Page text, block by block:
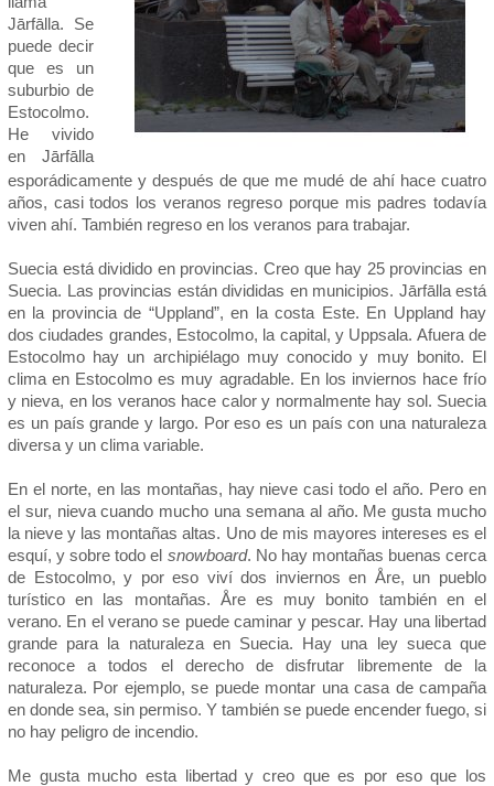
Jārfālla. Se
puede decir
que es un
suburbio de
Estocolmo.
He vivido
en Jārfālla
esporádicamente y después de que me mudé de ahí hace cuatro
años, casi todos los veranos regreso porque mis padres todavía
viven ahí. También regreso en los veranos para trabajar.
Suecia está dividido en provincias. Creo que hay 25 provincias en
Suecia. Las provincias están divididas en municipios. Jārfālla está
en la provincia de “Uppland”, en la costa Este. En Uppland hay
dos ciudades grandes, Estocolmo, la capital, y Uppsala. Afuera de
Estocolmo hay un archipiélago muy conocido y muy bonito. El
clima en Estocolmo es muy agradable. En los inviernos hace frío
y nieva, en los veranos hace calor y normalmente hay sol. Suecia
es un país grande y largo. Por eso es un país con una naturaleza
diversa y un clima variable.
En el norte, en las montañas, hay nieve casi todo el año. Pero en
el sur, nieva cuando mucho una semana al año. Me gusta mucho
la nieve y las montañas altas. Uno de mis mayores intereses es el
esquí, y sobre todo el snowboard. No hay montañas buenas cerca
de Estocolmo, y por eso viví dos inviernos en Åre, un pueblo
turístico en las montañas. Åre es muy bonito también en el
verano. En el verano se puede caminar y pescar. Hay una libertad
grande para la naturaleza en Suecia. Hay una ley sueca que
reconoce a todos el derecho de disfrutar libremente de la
naturaleza. Por ejemplo, se puede montar una casa de campaña
en donde sea, sin permiso. Y también se puede encender fuego, si
no hay peligro de incendio.
Me gusta mucho esta libertad y creo que es por eso que los